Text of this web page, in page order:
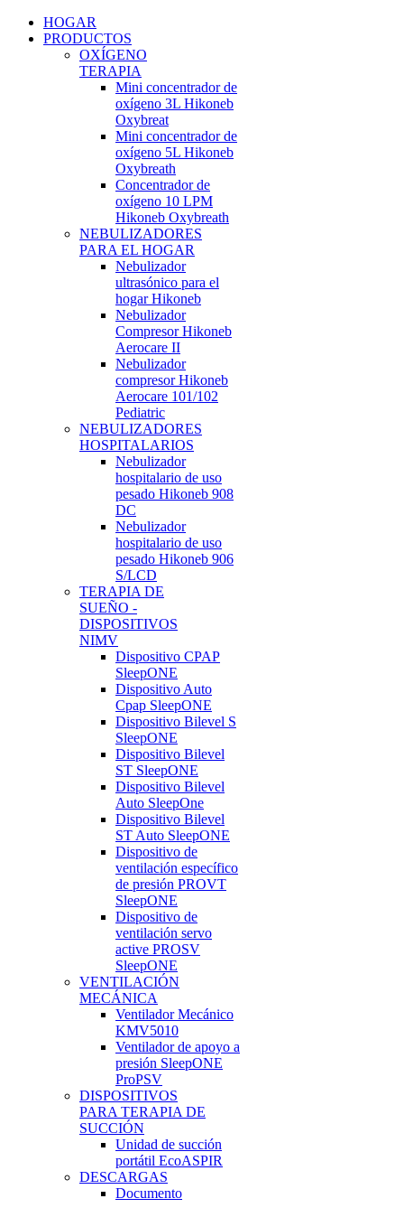
HOGAR
PRODUCTOS
OXÍGENO
TERAPIA
Mini concentrador de
oxígeno 3L Hikoneb
Oxybreat
Mini concentrador de
oxígeno 5L Hikoneb
Oxybreath
Concentrador de
oxígeno 10 LPM
Hikoneb Oxybreath
NEBULIZADORES
PARA EL HOGAR
Nebulizador
ultrasónico para el
hogar Hikoneb
Nebulizador
Compresor Hikoneb
Aerocare II
Nebulizador
compresor Hikoneb
Aerocare 101/102
Pediatric
NEBULIZADORES
HOSPITALARIOS
Nebulizador
hospitalario de uso
pesado Hikoneb 908
DC
Nebulizador
hospitalario de uso
pesado Hikoneb 906
S/LCD
TERAPIA DE
SUEÑO -
DISPOSITIVOS
NIMV
Dispositivo CPAP
SleepONE
Dispositivo Auto
Cpap SleepONE
Dispositivo Bilevel S
SleepONE
Dispositivo Bilevel
ST SleepONE
Dispositivo Bilevel
Auto SleepOne
Dispositivo Bilevel
ST Auto SleepONE
Dispositivo de
ventilación específico
de presión PROVT
SleepONE
Dispositivo de
ventilación servo
active PROSV
SleepONE
VENTILACIÓN
MECÁNICA
Ventilador Mecánico
KMV5010
Ventilador de apoyo a
presión SleepONE
ProPSV
DISPOSITIVOS
PARA TERAPIA DE
SUCCIÓN
Unidad de succión
portátil EcoASPIR
DESCARGAS
Documento